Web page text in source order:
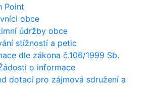
Point
obce
údržby obce
stížností a petic
dle zákona č.106/1999 Sb.
o informace
dotací pro zájmová sdružení a